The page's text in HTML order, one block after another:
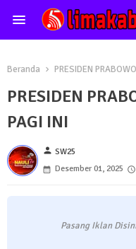
Beranda PRESIDEN
PRESIDEN
PAGI INI
person SW25
Desember 01, 2025
Pasang Iklan